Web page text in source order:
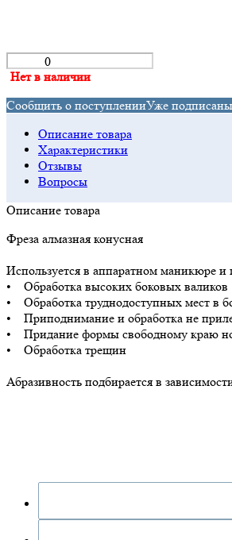
Нет в наличии
Сообщить о поступленииУже подписаны
Описание товара
Характеристики
Отзывы
Вопросы
Описание товара
Фреза алмазная конусная
Используется в аппаратном маникюре и
• Обработка высоких боковых валиков
• Обработка труднодоступных мест в
• Приподнимание и обработка не
• Придание формы свободному краю
• Обработка трещин
Абразивность подбирается в